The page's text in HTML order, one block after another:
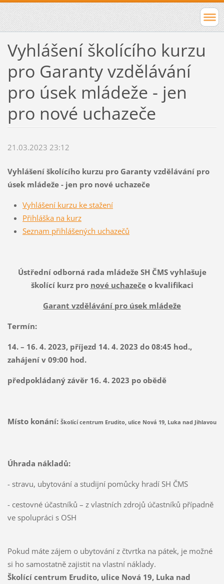
Vyhlášení školícího kurzu
pro Garanty vzdělávání
pro úsek mládeže - jen
pro nové uchazeče
21.03.2023 23:12
Vyhlášení školícího kurzu pro Garanty vzdělávání pro
úsek mládeže - jen pro nové uchazeče
Vyhlášení kurzu ke stažení
Přihláška na kurz
Seznam přihlášených uchazečů
Ústřední odborná rada mládeže SH ČMS vyhlašuje
školící kurz pro nové uchazečeo kvalifikaci
Garant vzdělávání pro úsek mládeže
Termín:
14. – 16. 4. 2023, příjezd 14. 4. 2023 do 08:45 hod.,
zahájení v 09:00 hod.
předpokládaný závěr 16. 4. 2023 po obědě
Místo konání: Školící centrum Erudito, ulice Nová 19, Luka nad Jihlavou
Úhrada nákladů:
- stravu, ubytování a studijní pomůcky hradí SH ČMS
- cestovné účastníků – z vlastních zdrojů účastníků případně
ve spolupráci s OSH
Pokud máte zájem o ubytování z čtvrtka na pátek, je možné
si ho samostatně zajistit na vlastní náklady.
Školící centrum Erudito, ulice Nová 19, Luka nad